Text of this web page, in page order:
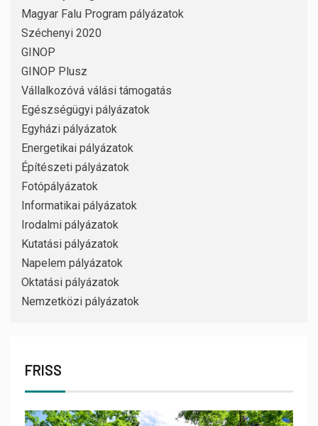
Magyar Falu Program pályázatok
Széchenyi 2020
GINOP
GINOP Plusz
Vállalkozóvá válási támogatás
Egészségügyi pályázatok
Egyházi pályázatok
Energetikai pályázatok
Építészeti pályázatok
Fotópályázatok
Informatikai pályázatok
Irodalmi pályázatok
Kutatási pályázatok
Napelem pályázatok
Oktatási pályázatok
Nemzetközi pályázatok
FRISS